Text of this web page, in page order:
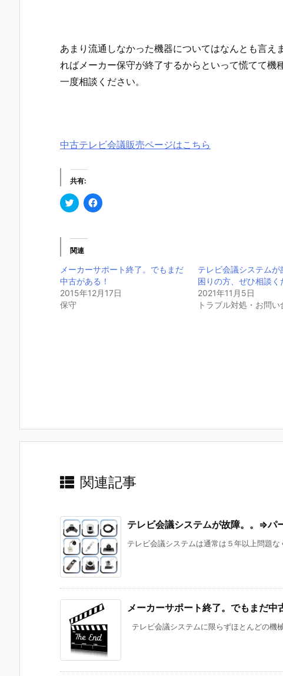
あまり流通しなかった機器についてはなんとも言
ればメーカー保守が終了するからといって慌てて機
一度相談ください。
中古テレビ会議販売ページはこちら
共有:
ク
リ
て
T
w
t
t
e
r
で
共
F
a
共
有
す
る
に
ン
ド
ま
す)
関連
メーカーサポート終了。でもまだ
中古がある！
2015年12月17日
保守
テレビ会議システムが
困りの方、ぜひ相談く
2021年11月5日
トラブル対処・お問い
関連記事
テレビ会議システムが故障。。⇒パ
テレビ会議システムは通常は５年以上問題
メーカーサポート終了。でもまだ中
テレビ会議システムに限らずほとんどの機